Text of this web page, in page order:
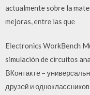
actualmente sobre la
mejoras, entre las que
Electronics WorkBench
simulación de circuitos
ВКонтакте –
друзей и